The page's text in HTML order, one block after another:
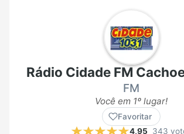
Rádio Cidade FM
FM
Você em 1º lugar!
Favoritar
4,95
343